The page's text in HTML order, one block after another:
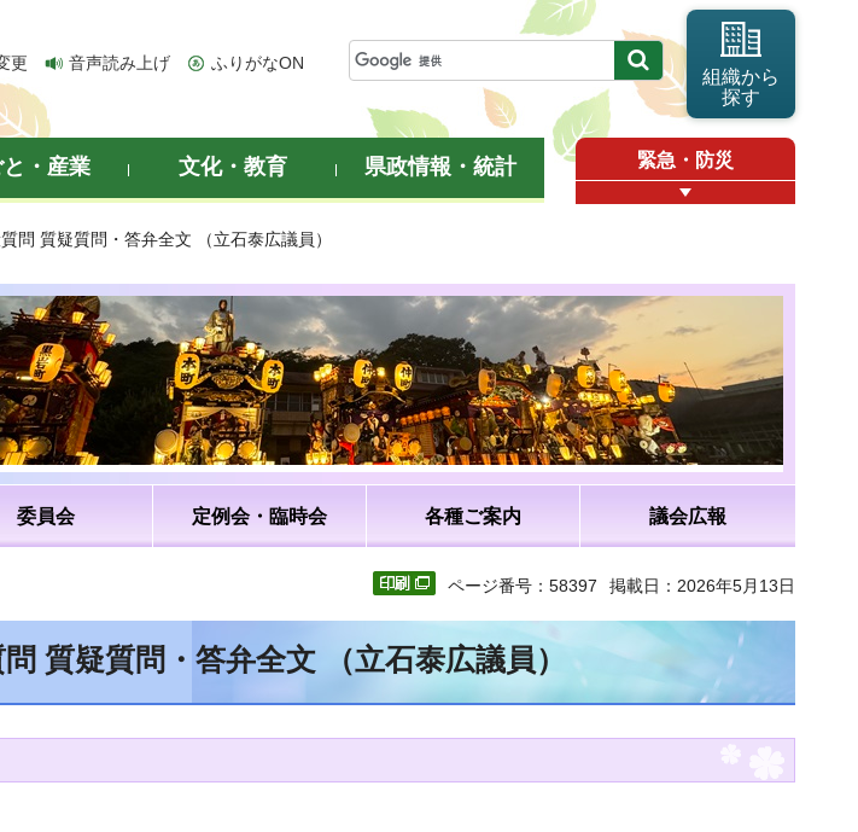
更 音声読み上げ ふりがなON
組織から
探す
と・産業 文化・教育 県政情報・統計 緊急・防災
問 質疑質問・答弁全文 （立石泰広議員）
委員会 定例会・臨時会 各種ご案内 議会広報
ページ番号：58397 掲載日：2026年5月13日
質疑質問・答弁全文 （立石泰広議員）